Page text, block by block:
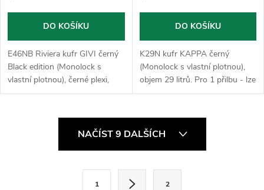
DO KOŠÍKU
E46NB Riviera kufr GIVI černý
Black edition (Monolock s
vlastní plotnou), černé plexi,
objem 47 litrů. Pro 2 přilby - lze
kufr.Plotna dodaná s kufrem...
DO KOŠÍKU
K29N kufr KAPPA černý
(Monolock s vlastní plotnou),
objem 29 litrů. Pro 1 přilbu - lze
použít pouze jako horní
slouží k uchycení na stávající
nosič...
NAČÍST 9 DALŠÍCH
1 2